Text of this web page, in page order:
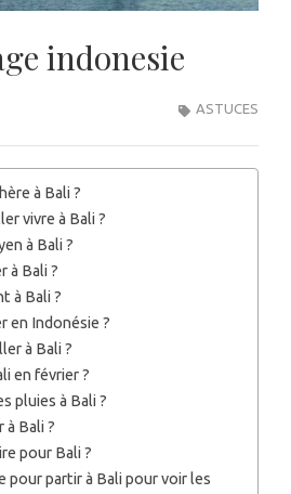
indonesie
ASTUCES
à Bali ?
vivre à Bali ?
à Bali ?
à Bali ?
à Bali ?
en Indonésie ?
à Bali ?
en février ?
pluies à Bali ?
à Bali ?
pour Bali ?
pour partir à Bali pour voir les